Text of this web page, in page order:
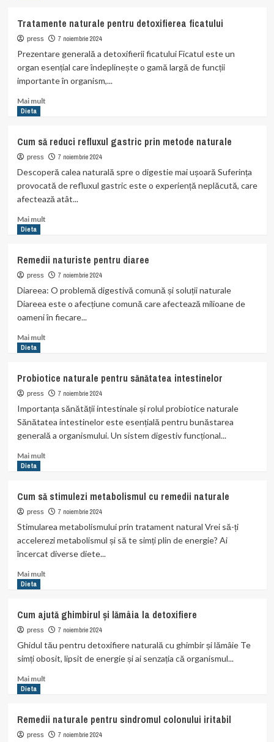
uleiului
de
măsline
pentru
digestie
Tratamente naturale pentru detoxifierea ficatului
press 7 noiembrie 2024
Prezentare generală a detoxifierii ficatului Ficatul este un
organ esențial care îndeplinește o gamă largă de funcții
importante în organism,...
Mai multRead
naturale
pentru
detoxifierea
ficatului
Dieta
Cum să reduci refluxul gastric prin metode naturale
press 7 noiembrie 2024
Descoperă calea naturală spre o digestie mai ușoară Suferința
provocată de refluxul gastric este o experiență neplăcută, care
afectează atât...
Mai multRead
să
reduci
refluxul
metode
Dieta
Remedii naturiste pentru diaree
press 7 noiembrie 2024
Diareea: O problemă digestivă comună și soluții naturale
Diareea este o afecțiune comună care afectează milioane de
oameni în fiecare...
Mai multRead
naturiste
pentru
diaree
Dieta
Probiotice naturale pentru sănătatea intestinelor
press 7 noiembrie 2024
Importanța sănătății intestinale și rolul probiotice naturale
Sănătatea intestinelor este esențială pentru bunăstarea
generală a organismului. Un sistem digestiv funcțional...
Mai multRead
naturale
pentru
sănătatea
intestinelor
Dieta
Cum să stimulezi metabolismul cu remedii naturale
press 7 noiembrie 2024
Stimularea metabolismului prin tratament natural Vrei să-ți
accelerezi metabolismul și să te simți plin de energie? Ai
încercat diverse diete...
Mai multRead
să
stimulezi
metabolismul
remedii
naturale
Dieta
Cum ajută ghimbirul și lămâia la detoxifiere
press 7 noiembrie 2024
Ghidul tău pentru detoxifiere naturală cu ghimbir și lămâie Te
simți obosit, lipsit de energie și ai senzația că organismul...
Mai multRead
ajută
ghimbirul
Dieta
Remedii naturale pentru sindromul colonului iritabil
press 7 noiembrie 2024